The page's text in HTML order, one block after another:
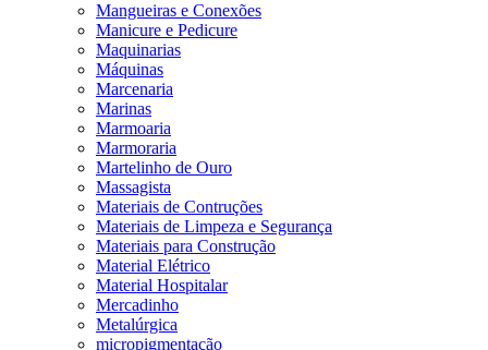
Mangueiras e Conexões
Manicure e Pedicure
Maquinarias
Máquinas
Marcenaria
Marinas
Marmoaria
Marmoraria
Martelinho de Ouro
Massagista
Materiais de Contruções
Materiais de Limpeza e Segurança
Materiais para Construção
Material Elétrico
Material Hospitalar
Mercadinho
Metalúrgica
micropigmentação